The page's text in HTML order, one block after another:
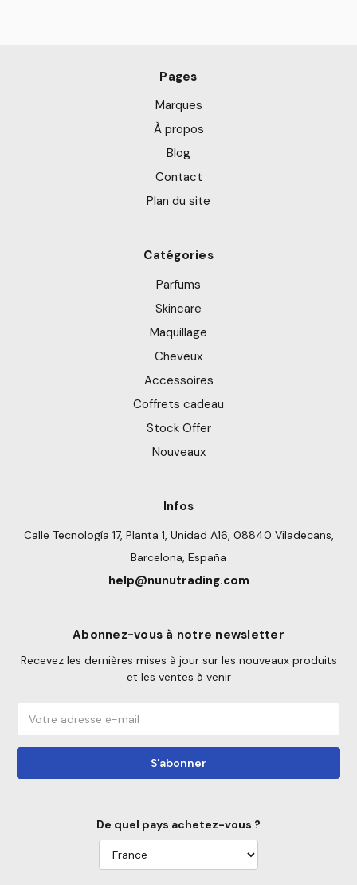
Pages
Marques
À propos
Blog
Contact
Plan du site
Catégories
Parfums
Skincare
Maquillage
Cheveux
Accessoires
Coffrets cadeau
Stock Offer
Nouveaux
Infos
Calle Tecnología 17, Planta 1, Unidad A16, 08840 Viladecans,
Barcelona, España
help@nunutrading.com
Abonnez-vous à notre newsletter
Recevez les dernières mises à jour sur les nouveaux produits
et les ventes à venir
mail
De quel pays achetez-vous ?